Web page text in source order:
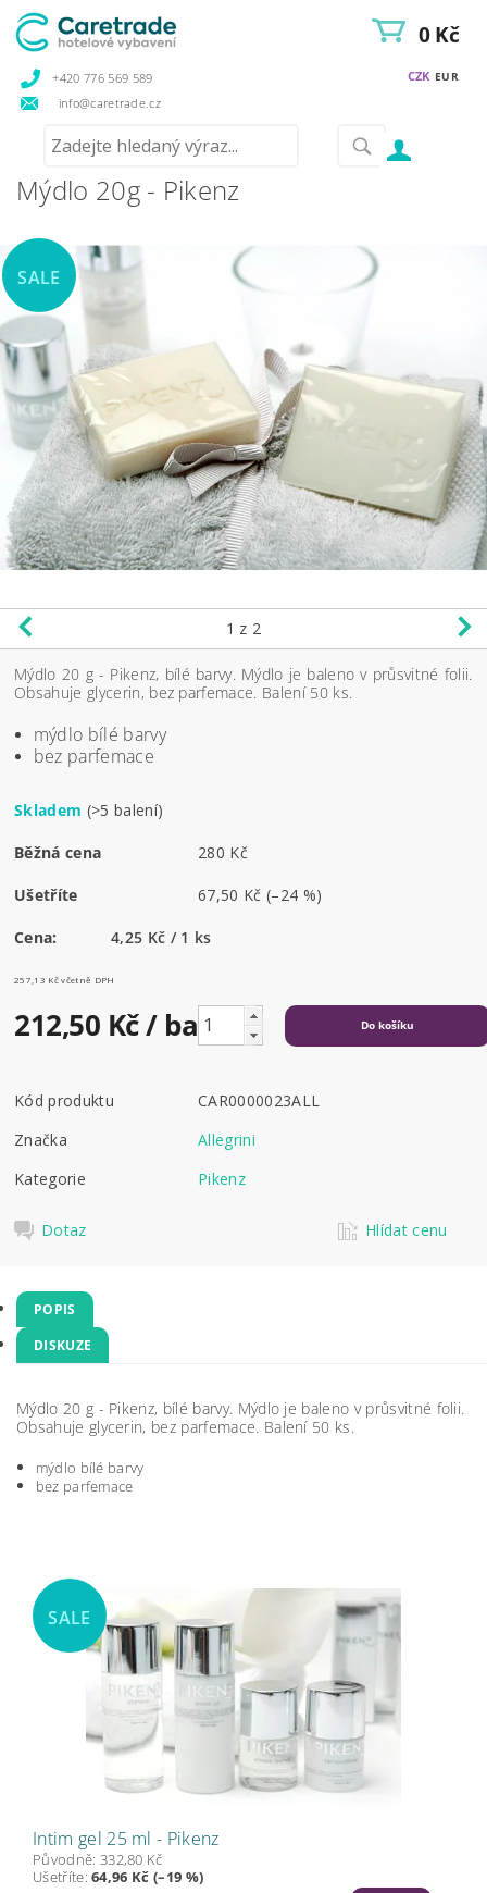
+420 776 569 589
info@caretrade.cz
CZK EUR
0 Kč
Mýdlo 20g - Pikenz
SALE
1 z 2
Mýdlo 20 g - Pikenz, bílé barvy. Mýdlo je baleno v průsvitné folii.
Obsahuje glycerin, bez parfemace. Balení 50 ks.
mýdlo bílé barvy
bez parfemace
Skladem (>5 balení)
Běžná cena 280 Kč
Ušetříte 67,50 Kč (–24 %)
Cena: 4,25 Kč / 1 ks
257,13 Kč včetně DPH
212,50 Kč/ balení
Kód produktu
CAR0000023ALL
Značka
Allegrini
Kategorie
Pikenz
Dotaz Hlídat cenu
POPIS
DISKUZE
Mýdlo 20 g - Pikenz, bílé barvy. Mýdlo je baleno v průsvitné folii.
Obsahuje glycerin, bez parfemace. Balení 50 ks.
mýdlo bílé barvy
bez parfemace
SALE
Intim gel 25 ml - Pikenz
Původně: 332,80 Kč
Ušetříte:64,96 Kč (–19 %)